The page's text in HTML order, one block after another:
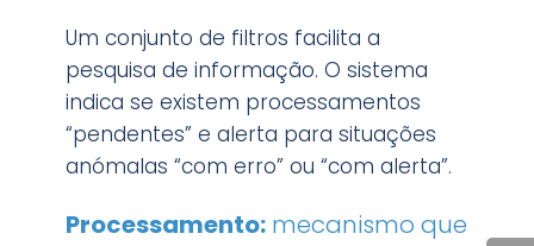
Um conjunto de filtros facilita a
pesquisa de informação. O sistema
indica se existem processamentos
“pendentes” e alerta para situações
anómalas “com erro” ou “com alerta”.
Processamento:mecanismo que